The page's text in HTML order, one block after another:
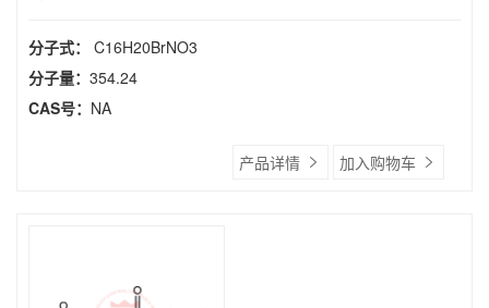
分子式： C16H20BrNO3
分子量： 354.24
CAS号： NA
产品详情 加入购物车